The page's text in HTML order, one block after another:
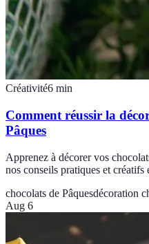
Créativité6 min
Comment réussir la
Pâques
Apprenez à décorer vos
nos conseils pratiques et créatifs
chocolats de Pâquesdécoration
Aug 6